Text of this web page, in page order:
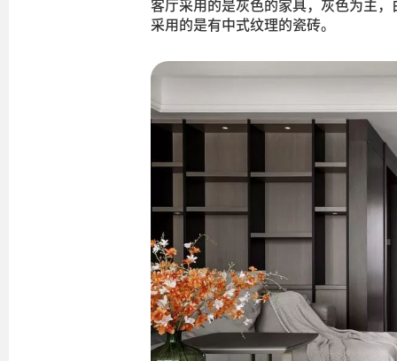
客厅采用的是灰色的家具，灰色为主
采用的是有中式纹理的瓷砖。